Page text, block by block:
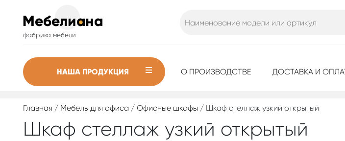
фабрика мебели
НАША ПРОДУКЦИЯ О ПРОИЗВОДСТВЕ ДОСТАВКА И
Главная / Мебель для офиса / Офисные шкафы / Шкаф стеллаж узкий открытый
Шкаф стеллаж узкий открытый